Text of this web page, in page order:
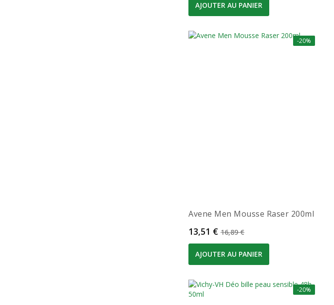
AJOUTER AU PANIER
-20%
Avene Men Mousse Raser 200ml
Prix
13,51 € Prix de base
16,89 €
AJOUTER AU PANIER
-20%